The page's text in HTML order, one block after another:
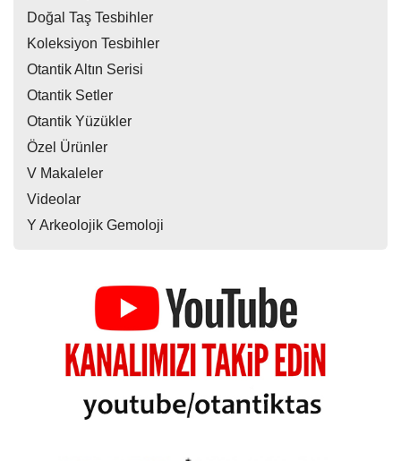
Doğal Taş Tesbihler
Koleksiyon Tesbihler
Otantik Altın Serisi
Otantik Setler
Otantik Yüzükler
Özel Ürünler
V Makaleler
Videolar
Y Arkeolojik Gemoloji